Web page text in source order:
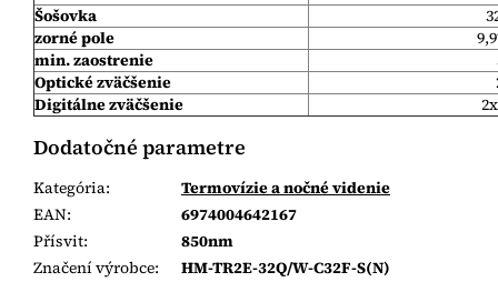
Šošovka
zorné pole
min. zaostrenie
Optické zväčšenie
Digitálne zväčšenie
Dodatočné parametre
Kategória:
Termovízie a nočné videnie
EAN:
6974004642167
Přísvit:
850nm
Značení výrobce:
HM-TR2E-32Q/W-C32F-S(N)